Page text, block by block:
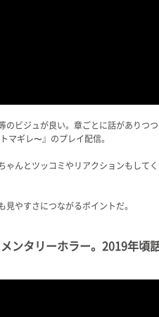
ビジュが良い。章ごとに話がありつ
マギレ〜』のプレイ配信。
んとツッコミやリアクションもして
やすさにつながるポイントだ。
ンタリーホラー。2019年頃